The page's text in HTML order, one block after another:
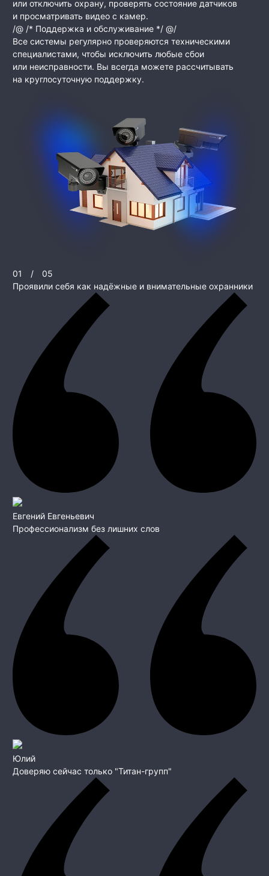
или отключить охрану, проверять состояние датчиков
и просматривать видео с камер.
/@ /* Поддержка и обслуживание */ @/
Все системы регулярно проверяются техническими
специалистами, чтобы исключить любые сбои
или неисправности. Вы всегда можете рассчитывать
на круглосуточную поддержку.
01 /
05
Проявили себя как надёжные и внимательные охранники
Евгений Евгеньевич
Профессионализм без лишних слов
Юлий
Доверяю сейчас только "Титан-групп"